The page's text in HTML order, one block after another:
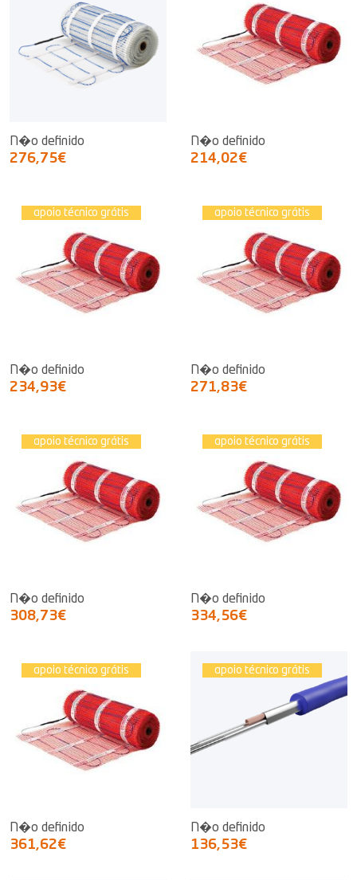
N�o definido
276,75€
N�o definido
214,02€
apoio técnico grátis
N�o definido
234,93€
apoio técnico grátis
N�o definido
271,83€
apoio técnico grátis
N�o definido
308,73€
apoio técnico grátis
N�o definido
334,56€
apoio técnico grátis
N�o definido
361,62€
apoio técnico grátis
N�o definido
136,53€